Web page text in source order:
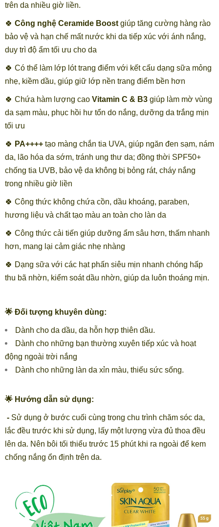
trên da nhiều giờ liền.
🍀 Công nghệ Ceramide Boost giúp tăng cường hàng rào
bảo vệ và hạn chế mất nước khi da tiếp xúc với ánh nắng,
duy trì độ ẩm tối ưu cho da
🍀 Có thể làm lớp lót trang điểm với kết cấu dạng sữa mỏng
nhẹ, kiềm dầu, giúp giữ lớp nền trang điểm bền hơn
🍀 Chứa hàm lượng cao Vitamin C & B3 giúp làm mờ vùng
da sạm màu, phục hồi hư tổn do nắng, dưỡng da trắng mịn
tối ưu
🍀 PA++++ tạo màng chắn tia UVA, giúp ngăn đen sạm, nám
da, lão hóa da sớm, tránh ung thư da; đồng thời SPF50+
chống tia UVB, bảo vệ da không bị bỏng rát, cháy nắng
trong nhiều giờ liền
🍀 Công thức không chứa cồn, dầu khoáng, paraben,
hương liệu và chất tạo màu an toàn cho làn da
🍀 Công thức cải tiến giúp dưỡng ẩm sâu hơn, thấm nhanh
hơn, mang lại cảm giác nhẹ nhàng
🍀 Dạng sữa với các hạt phấn siêu mịn nhanh chóng hấp
thu bã nhờn, kiểm soát dầu nhờn, giúp da luôn thoáng mịn.
🌟 Đối tượng khuyên dùng:
Dành cho da dầu, da hỗn hợp thiên dầu.
Dành cho những bạn thường xuyên tiếp xúc và hoạt
động ngoài trời nắng
Dành cho những làn da xỉn màu, thiếu sức sống.
🌟 Hướng dẫn sử dụng:
- Sử dụng ở bước cuối cùng trong chu trình chăm sóc da,
lắc đều trước khi sử dụng, lấy một lượng vừa đủ thoa đều
lên da. Nên bôi tối thiểu trước 15 phút khi ra ngoài để kem
chống nắng ổn định trên da.